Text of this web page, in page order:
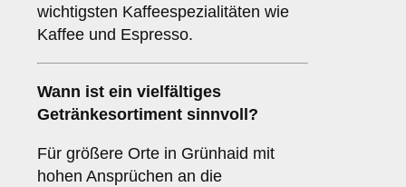
wichtigsten Kaffeespezialitäten wie
Kaffee und Espresso.
Wann ist ein vielfältiges
Getränkesortiment sinnvoll?
Für größere Orte in Grünhaid mit
hohen Ansprüchen an die